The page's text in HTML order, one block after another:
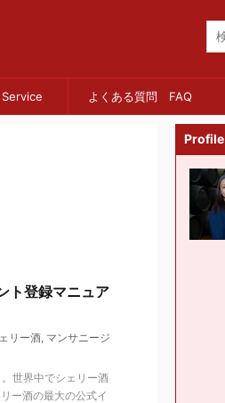
よくある質問 FAQ
ト登録マニュア
リー酒, マンサニージ
世界中でシェリー酒
ー酒の最大の公式イ
Profile